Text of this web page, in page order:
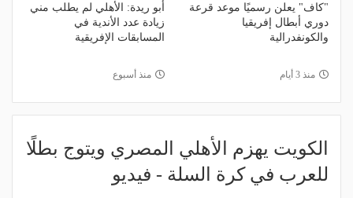
"كاف" يعلن رسميًا موعد قرعة
دوري أبطال إفريقيا
والكونفدرالية
منذ 3 أيام
أبو ريدة: الأهلي لم يطلب مني
زيادة عدد الأندية في
المسابقات الإفريقية
منذ أسبوع
الكويت يهزم الأهلي المصري ويتوج بطلًا
للعرب في كرة السلة - فيديو